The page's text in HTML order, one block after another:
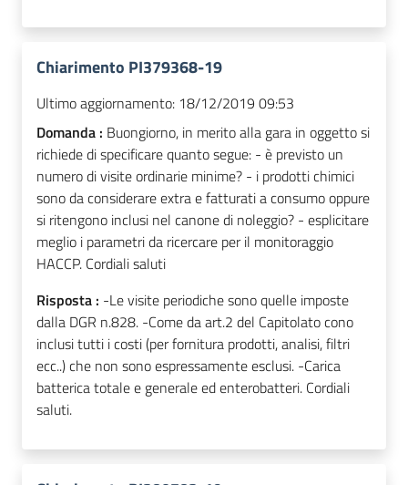
Chiarimento PI379368-19
Ultimo aggiornamento: 18/12/2019 09:53
Domanda : Buongiorno, in merito alla gara in oggetto si
richiede di specificare quanto segue: - è previsto un
numero di visite ordinarie minime? - i prodotti chimici
sono da considerare extra e fatturati a consumo oppure
si ritengono inclusi nel canone di noleggio? - esplicitare
meglio i parametri da ricercare per il monitoraggio
HACCP. Cordiali saluti
Risposta : -Le visite periodiche sono quelle imposte
dalla DGR n.828. -Come da art.2 del Capitolato cono
inclusi tutti i costi (per fornitura prodotti, analisi, filtri
ecc..) che non sono espressamente esclusi. -Carica
batterica totale e generale ed enterobatteri. Cordiali
saluti.